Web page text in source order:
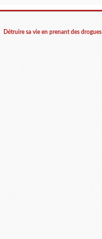
Détruire sa vie en prenant des drogues